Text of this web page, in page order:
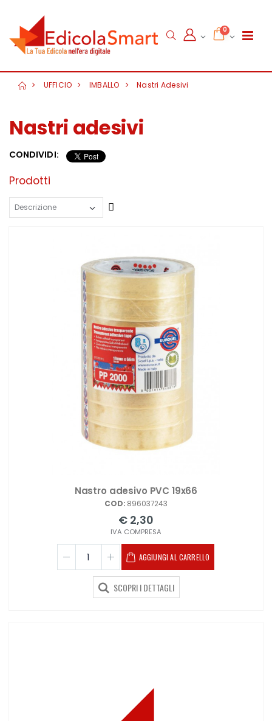
0
UFFICIO IMBALLO Nastri Adesivi
Nastri adesivi
CONDIVIDI:
Prodotti
Nastro adesivo PVC 19x66
COD: 896037243
€ 2,30
IVA COMPRESA
AGGIUNGI AL CARRELLO
SCOPRI I DETTAGLI